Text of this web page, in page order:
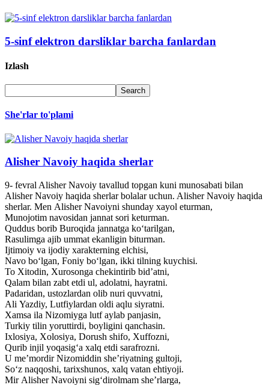
5-sinf elektron darsliklar barcha fanlardan
Izlash
She'rlar to'plami
Alisher Navoiy haqida sherlar
9- fevral Alisher Navoiy tavallud topgan kuni munosabati bilan
Alisher Navoiy haqida sherlar bolalar uchun. Alisher Navoiy haqida
sherlar. Men Alisher Navoiyni shunday xayol eturman,
Munojotim navosidan jannat sori keturman.
Quddus borib Buroqida jannatga ko‘tarilgan,
Rasulimga ajib ummat ekanligin biturman.
Ijtimoiy va ijodiy xarakterning elchisi,
Navo bo‘lgan, Foniy bo‘lgan, ikki tilning kuychisi.
To Xitodin, Xurosonga chekintirib bid’atni,
Qalam bilan zabt etdi ul, adolatni, hayratni.
Padaridan, ustozlardan olib nuri quvvatni,
Ali Yazdiy, Lutfiylardan oldi aqlu siyratni.
Xamsa ila Nizomiyga lutf aylab panjasin,
Turkiy tilin yoruttirdi, boyligini qanchasin.
Ixlosiya, Xolosiya, Dorush shifo, Xuffozni,
Qurib injil yoqasig‘a xalq etdi sarafrozni.
U me’mordir Nizomiddin she’riyatning gultoji,
So‘z naqqoshi, tarixshunos, xalq vatan ehtiyoji.
Mir Alisher Navoiyni sig‘dirolmam she’rlarga,